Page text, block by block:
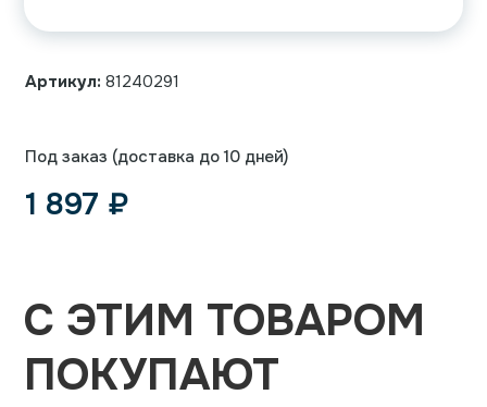
Артикул: 81240291
Под заказ (доставка до 10 дней)
1 897 ₽
С ЭТИМ ТОВАРОМ
ПОКУПАЮТ